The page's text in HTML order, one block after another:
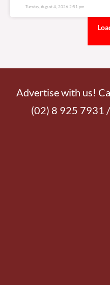
Tuesday, August 4, 2026 2:51 pm
Advertise with us!
(02) 8 925 7931